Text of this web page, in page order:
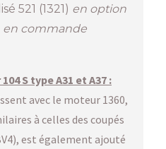
521 (1321) en option
en commande
S type A31 et A37 :
avec le moteur 1360,
à celles des coupés
est également ajouté